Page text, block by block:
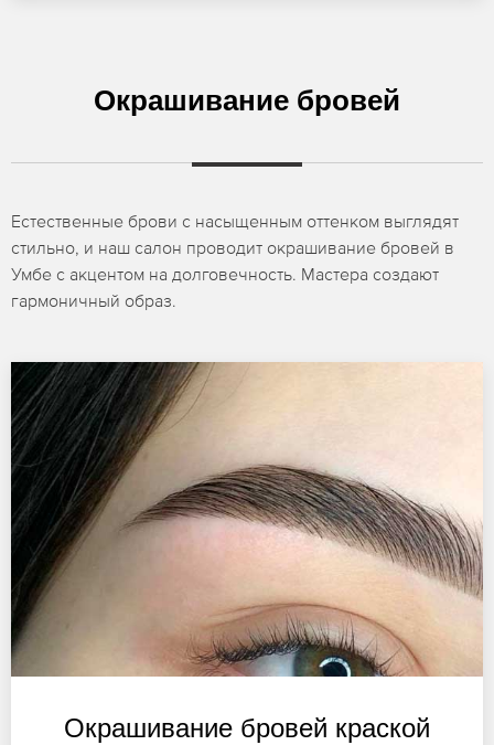
Окрашивание бровей
Естественные брови с насыщенным оттенком выглядят
стильно, и наш салон проводит окрашивание бровей в
Умбе с акцентом на долговечность. Мастера создают
гармоничный образ.
Окрашивание бровей краской